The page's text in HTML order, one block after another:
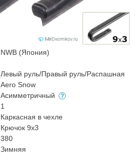
NWB (Япония)
Левый руль/Правый руль/Распашная
Aero Snow
Асимметричный
1
Каркасная в чехле
Крючок 9x3
380
Зимняя